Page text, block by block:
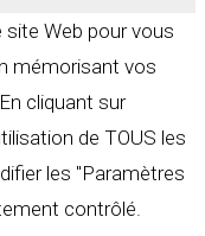
Web pour vous
mémorisant vos
cliquant sur
de TOUS les
les "Paramètres
contrôlé.